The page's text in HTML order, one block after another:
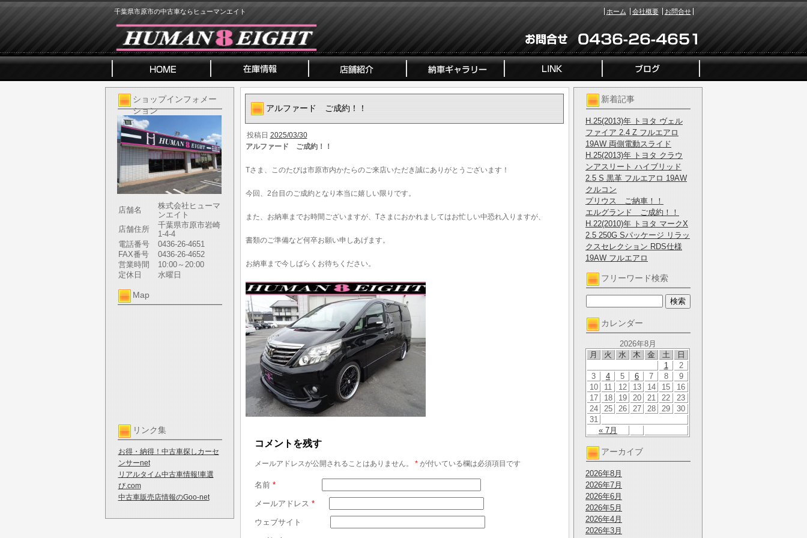
千葉県市原市の中古車ならヒューマンエイト ホーム 会社概要 お問合せ
ショップインフォメー
ション
店舗名
株式会社ヒューマ
ンエイト
店舗住所
千葉県市原市岩崎
1-4-4
電話番号
0436-26-4651
FAX番号
0436-26-4652
営業時間
10:00～20:00
定休日
水曜日
Map
リンク集
お得・納得！中古車探しカーセ
ンサーnet
リアルタイム中古車情報!車選
び.com
中古車販売店情報のGoo-net
新着記事
H.25(2013)年 トヨタ ヴェル
ファイア 2.4 Z フルエアロ
19AW 両側電動スライド
H.25(2013)年 トヨタ クラウ
ンアスリート ハイブリッド
2.5 S 黒革 フルエアロ 19AW
クルコン
プリウス ご納車！！
エルグランド ご成約！！
H.22(2010)年 トヨタ マークX
2.5 250G Sパッケージ リラッ
クスセレクション RDS仕様
19AW フルエアロ
フリーワード検索
カレンダー
2026年8月
月
火 水 木 金 土 日
« 7月
1
2
3
4 5 6 7 8
9
10
11 12 13 14 15
16
17
18 19 20 21 22
23
24
25 26 27 28 29
30
31
アーカイブ
2026年8月
2026年7月
2026年6月
2026年5月
2026年4月
2026年3月
アルファード ご成約！！
投稿日 2025/03/30
アルファード ご成約！！
Tさま、このたびは市原市内かたらのご来店いただき誠にありがとうございます！
今回、2台目のご成約となり本当に嬉しい限りです。
また、お納車までお時間ございますが、Tさまにおかれましてはお忙しい中恐れ入りますが、
書類のご準備など何卒お願い申しあげます。
お納車まで今しばらくお待ちください。
コメントを残す
メールアドレスが公開されることはありません。 *が付いている欄は必須項目です
名前 *
メールアドレス *
ウェブサイト